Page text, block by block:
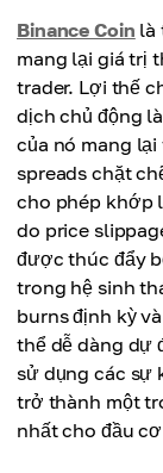
Binance Coin là
mang lại giá trị
trader. Lợi thế
dịch chủ động
của nó mang
spreads chặt
cho phép khớp
do price
được thúc đẩy
trong hệ sinh
burns định kỳ
thể dễ dàng dự
sử dụng các sự
trở thành một
nhất cho đầu